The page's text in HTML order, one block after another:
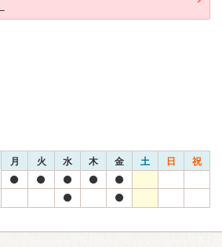
月 火 水 木 金 土 日 祝